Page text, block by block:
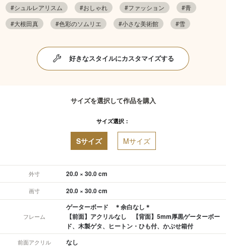
#シュルレアリスム
#おしゃれ #ファッション
#青
#大根田真
#色彩のソムリエ #小さな美術館 #雪
好きなスタイルにカスタマイズする
サイズを選択して作品を購入
サイズ選択：
Sサイズ Mサイズ
外寸 20.0 × 30.0 cm
画寸 20.0 × 30.0 cm
フレーム
ゲーターボード ＊余白なし＊
【前面】アクリルなし 【背面】5mm厚黒ゲーターボー
ド、木製ゲタ、ヒートン・ひも付、かぶせ箱付
前面アクリル なし